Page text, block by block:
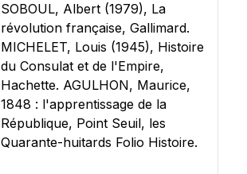
SOBOUL, Albert (1979), La
révolution française, Gallimard.
MICHELET, Louis (1945), Histoire
du Consulat et de l'Empire,
Hachette. AGULHON, Maurice,
1848 : l'apprentissage de la
République, Point Seuil, les
Quarante-huitards Folio Histoire.